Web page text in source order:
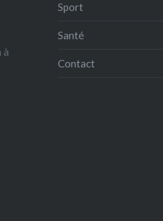
à
Sport
Santé
Contact